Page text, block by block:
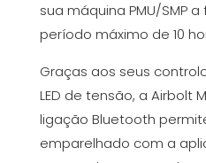
sua máquina PMU/SMP
período máximo de 10
Graças aos seus
LED de tensão, a Airbolt
ligação Bluetooth
emparelhado com a